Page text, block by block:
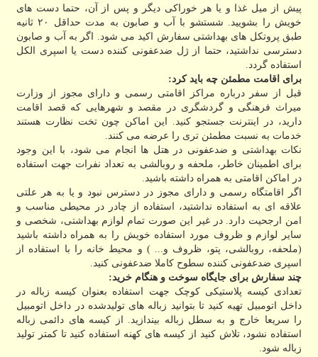
پیش از میل غذا و یا هر خوراکی دیگر و پس از آن، حتما دست های
خویش را بشویید. شستشو با آب و صابون به مدت حداقل ۲۰ ثانیه
طبق پروتکل های بهداشتی سفارش اکید می شود. اگر به آب و صابون
دسترسی نداشتید، حتما از ژل ضدعفونی کننده دست یا اسپری الکل
استفاده گردد.
برای اقامت مطمئن چه باید کرد:
قبل از سفر درباره مراکز اقامتی رسمی و دارای مجوز از وزارت
میراث فرهنگی و گردشگری در مقصد و شهرهایی که قصد اقامت
دارید، در اینترنت جستجو کنید. این اماکن چون تخت نظارت هستند
خدمات به نسبت مطمئن تری را عرضه می کنند.
نکات بهداشتی و ضدعفونی در هتل ها انجام می شود، با این وجود
برای اطمینان خاطر، ملحفه و روبالشی به تعداد نفرات جهت استفاده
در اماکن اقامتی به همراه داشته باشید.
اگر اقامتگاه رسمی و دارای مجوز در دسترس نبود و یا به هر علتی
علاقه ای به استفاده نداشتید، استفاده از چادر در محیطی مناسب و
امن ارجحیت دارد. در غیر این صورت تمام لوازم بهداشتی، شخصی و
سایر لوازم و ظروف مورد استفاده خویش را به همراه داشته باشید
(ملحفه، روبالشی، پتو، ظروف و... ) و محیط خانه را با استفاده از
اسپری ضدعفونی کننده سطوح کاملا ضدعفونی کنید.
چند سفارش برای جایگاه سوخت و هنگام خرید:
تعدادی کیسه پلاستیکی کوچک جهت استفاده بعنوان کیسه زباله در
داخل اتومبیل تهیه کنید تا بتوانید زباله های تولیدشده در داخل اتومبیل
را سریعا خارج و به سطل زباله بیندازید. از کیسه های دائمی زباله
استفاده نشود، تلاش کنید از کیسه های کهنه استفاده کنید تا کمتر تولید
زباله شود.